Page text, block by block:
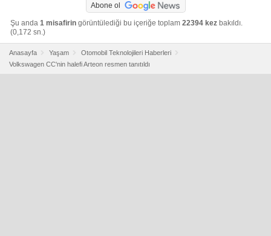
Abone ol
Şu anda 1 misafirin görüntülediği bu içeriğe toplam 22394 kez bakıldı.
(0,172 sn.)
Anasayfa Yaşam
Otomobil Teknolojileri Haberleri
Volkswagen CC'nin halefi Arteon resmen tanıtıldı